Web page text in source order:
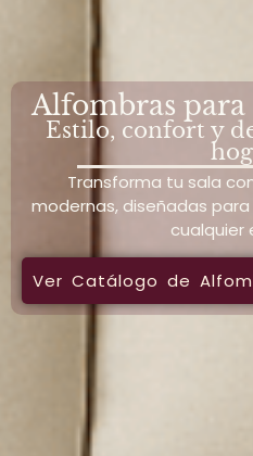
Alfombras para
Estilo, confort y
Transforma tu sala
modernas, diseñadas
cualquier
Ver Catálogo de